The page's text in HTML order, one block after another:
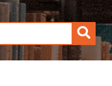
검
색